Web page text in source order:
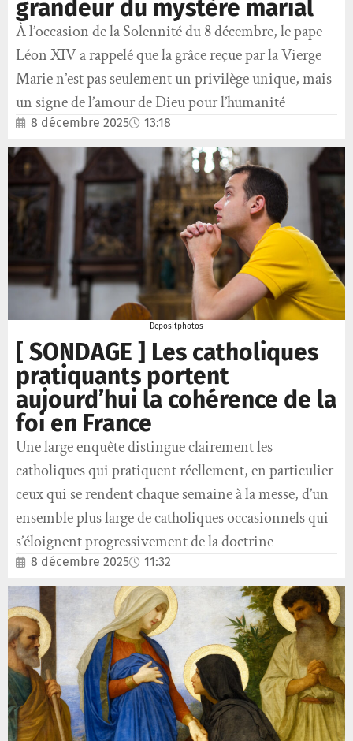
grandeur du mystère marial
À l’occasion de la Solennité du 8 décembre, le pape
Léon XIV a rappelé que la grâce reçue par la Vierge
Marie n’est pas seulement un privilège unique, mais
un signe de l’amour de Dieu pour l’humanité
8 décembre 2025 13:18
Depositphotos
[ SONDAGE ] Les catholiques
pratiquants portent
aujourd’hui la cohérence de la
foi en France
Une large enquête distingue clairement les
catholiques qui pratiquent réellement, en particulier
ceux qui se rendent chaque semaine à la messe, d’un
ensemble plus large de catholiques occasionnels qui
s’éloignent progressivement de la doctrine
8 décembre 2025 11:32